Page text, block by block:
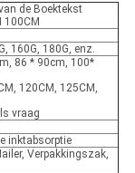
de Boektekst
100CM
160G, 180G, enz.
86 * 90cm, 100*
120CM, 125CM,
vraag
inktabsorptie
Verpakkingszak,